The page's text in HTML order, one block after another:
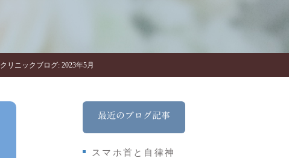
クリニックブログ: 2023年5月
最近のブログ記事
スマホ首と自律神